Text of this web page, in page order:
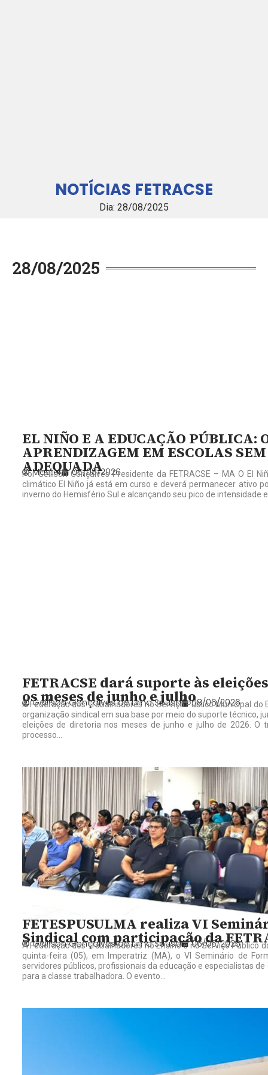
NOTÍCIAS FETRACSE
Dia: 28/08/2025
28/08/2025
EL NIÑO E A EDUCAÇÃO PÚBLICA:
APRENDIZAGEM EM ESCOLAS
ADEQUADA
Master 05/08/2026
Por Gelilson Gonçalves Presidente da FETRACSE – MA O El
climático El Niño já está em curso e deverá permanecer ativo
inverno do Hemisfério Sul e alcançando seu pico de intensidade
FETRACSE dará suporte às
os meses de junho e julho
Gelilson Gonçalves de Lima Sousa 08/06/2026
A Federação dos Trabalhadores no Serviço Público Municipal
organização sindical em sua base por meio do suporte técnico,
eleições de diretoria nos meses de junho e julho de 2026. O
processo...
FETESPUSULMA realiza VI
Sindical com participação da
Gelilson Gonçalves de Lima Sousa 06/06/2026
A Federação dos Trabalhadores no Ensino e no Serviço Público
quinta-feira (05), em Imperatriz (MA), o VI Seminário de
servidores públicos, profissionais da educação e especialistas
para a classe trabalhadora. O evento...